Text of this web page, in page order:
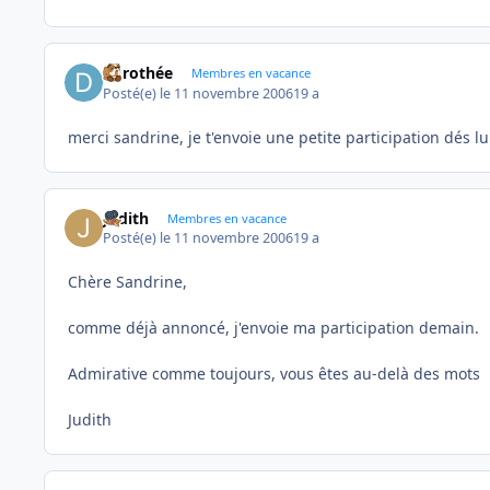
dorothée Membres en vacance
Posté(e) le 11 novembre 200619 a
merci sandrine, je t'envoie une petite participation dés
Judith Membres en vacance
Posté(e) le 11 novembre 200619 a
Chère Sandrine,
comme déjà annoncé, j'envoie ma participation demain.
Admirative comme toujours, vous êtes au-delà des mots
Judith